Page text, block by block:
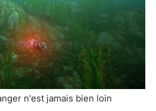
n'est jamais bien loin